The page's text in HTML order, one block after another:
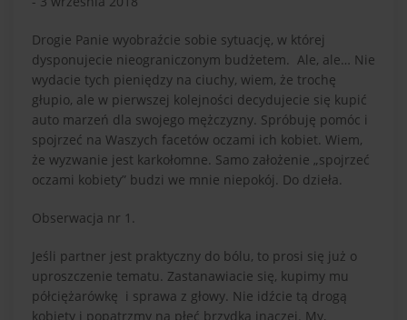
Drogie Panie wyobraźcie sobie sytuację, w której
dysponujecie nieograniczonym budżetem. Ale, ale… Nie
wydacie tych pieniędzy na ciuchy, wiem, że trochę
głupio, ale w pierwszej kolejności decydujecie się kupić
auto marzeń dla swojego mężczyzny. Spróbuję pomóc i
spojrzeć na Waszych facetów oczami ich kobiet. Wiem,
że wyzwanie jest karkołomne. Samo założenie „spojrzeć
oczami kobiety” budzi we mnie niepokój. Do dzieła.
Obserwacja nr 1.
Jeśli partner jest praktyczny do bólu, to prosi się już o
uproszczenie tematu. Zastanawiacie się, kupimy mu
półciężarówkę i sprawa z głowy. Nie idźcie tą drogą
kobiety i popatrzmy na płeć brzydką inaczej. My,